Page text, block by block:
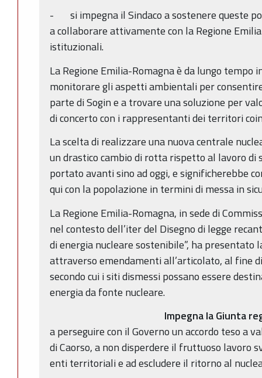
- si impegna il Sindaco a sostenere queste
a collaborare attivamente con la Regione
istituzionali.
La Regione Emilia-Romagna è da lungo tempo
monitorare gli aspetti ambientali per
parte di Sogin e a trovare una soluzione per
di concerto con i rappresentanti dei territori
La scelta di realizzare una nuova centrale
un drastico cambio di rotta rispetto al lavoro
portato avanti sino ad oggi, e significherebbe
qui con la popolazione in termini di messa in
La Regione Emilia-Romagna, in sede di
nel contesto dell’iter del Disegno di legge
di energia nucleare sostenibile”, ha
attraverso emendamenti all’articolato, al fine
secondo cui i siti dismessi possano essere
energia da fonte nucleare.
Impegna la Giunta
a perseguire con il Governo un accordo teso a
di Caorso, a non disperdere il fruttuoso lavoro
enti territoriali e ad escludere il ritorno al